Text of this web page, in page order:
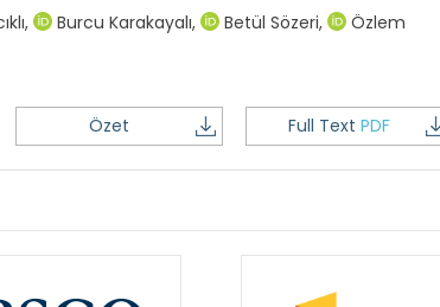
, Burcu Karakayalı, Betül Sözeri,
Özlem
Özet Full Text PDF